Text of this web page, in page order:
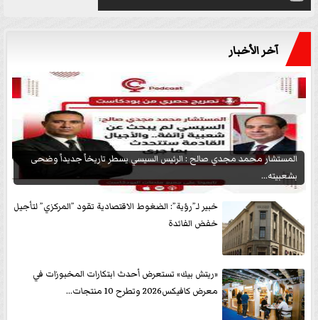
آخر الأخبار
المستشار محمد مجدي صالح : الرئيس السيسي يسطر تاريخاً جديداً وضحى
بشعبيته...
خبير لـ”رؤية”: الضغوط الاقتصادية تقود ”المركزي” لتأجيل
خفض الفائدة
«ريتش بيك» تستعرض أحدث ابتكارات المخبوزات في
معرض كافيكس2026 وتطرح 10 منتجات...